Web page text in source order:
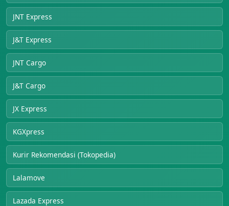
JNT Express
J&T Express
JNT Cargo
J&T Cargo
JX Express
KGXpress
Kurir Rekomendasi (Tokopedia)
Lalamove
Lazada Express